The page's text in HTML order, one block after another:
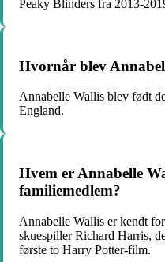
Peaky Blinders fra 2013-
Hvornår blev
Annabelle Wallis blev født
England.
Hvem er Annabelle
familiemedlem?
Annabelle Wallis er kendt
skuespiller Richard Harris,
første to Harry Potter-film.